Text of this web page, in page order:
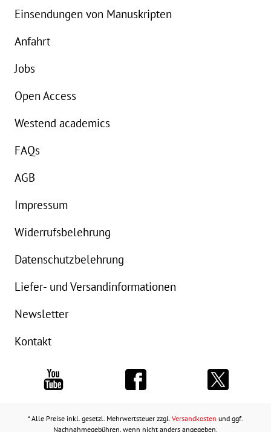
Einsendungen von Manuskripten
Anfahrt
Jobs
Open Access
Westend academics
FAQs
AGB
Impressum
Widerrufsbelehrung
Datenschutzbelehrung
Liefer- und Versandinformationen
Newsletter
Kontakt
* Alle Preise inkl. gesetzl. Mehrwertsteuer zzgl. Versandkosten und ggf.
Nachnahmegebühren, wenn nicht anders angegeben.